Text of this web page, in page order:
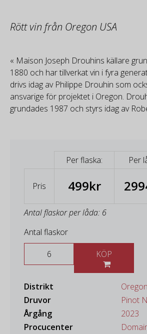
Rött vin från Oregon USA
« Maison Joseph Drouhins källare
1880 och har tillverkat vin i fyra
drivs idag av Philippe Drouhin som
ansvarige för projektet i Oregon.
grundades 1987 och styrs idag av
Per flaska: Per
Pris 499kr
Antal flaskor per låda: 6
Antal flaskor
Distrikt
Oregon
Druvor
Pinot
Årgång
2023
Procucenter